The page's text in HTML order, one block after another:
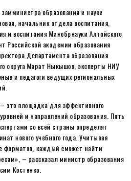
образования и науки
начальник отдела воспитания,
и воспитания Минобрнауки Алтайского
Российской академии образования
Департамента образования
округа Марат Ныкышов, эксперты НИУ
и педагоги ведущих региональных
это площадка для эффективного
и направлений образования. Пять
со всей страны определят
нового учебного года. Учитывая
форматов, каждый сможет найти
– рассказал министр образования
Костенко.